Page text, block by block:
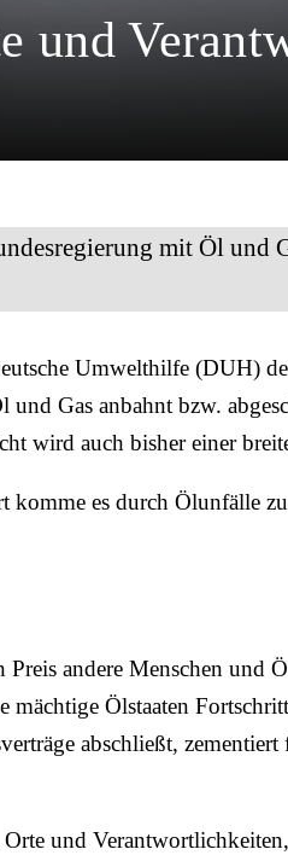
und
mit Öl und
Umwelthilfe (DUH)
Gas anbahnt bzw.
wird auch bisher einer
es durch Ölunfälle
andere Menschen und
Ölstaaten
abschließt,
und